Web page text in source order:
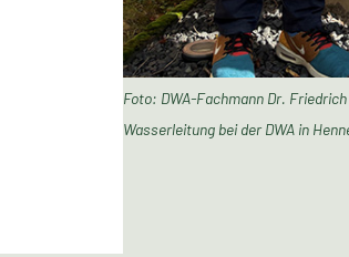
Foto: DWA-Fachmann Dr.
Wasserleitung bei der DWA in